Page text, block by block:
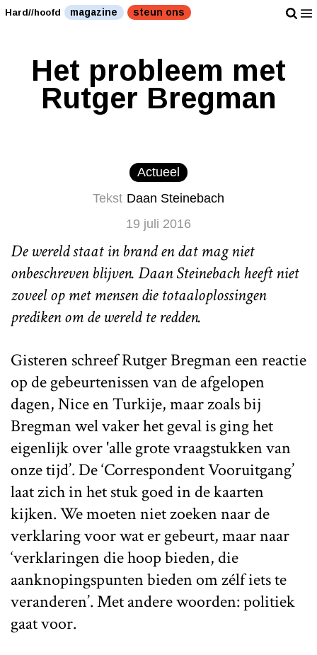
Hard//hoofd magazine steun ons
Het probleem met
Rutger Bregman
Actueel
Tekst Daan Steinebach
19 juli 2016
De wereld staat in brand en dat mag niet
onbeschreven blijven. Daan Steinebach heeft niet
zoveel op met mensen die totaaloplossingen
prediken om de wereld te redden.
Gisteren schreef Rutger Bregman een reactie
op de gebeurtenissen van de afgelopen
dagen, Nice en Turkije, maar zoals bij
Bregman wel vaker het geval is ging het
eigenlijk over 'alle grote vraagstukken van
onze tijd’. De ‘Correspondent Vooruitgang’
laat zich in het stuk goed in de kaarten
kijken. We moeten niet zoeken naar de
verklaring voor wat er gebeurt, maar naar
‘verklaringen die hoop bieden, die
aanknopingspunten bieden om zélf iets te
veranderen’. Met andere woorden: politiek
gaat voor.